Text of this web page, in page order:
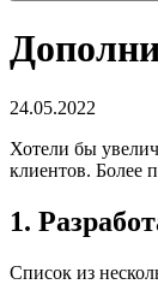
24.05.2022
Хотели бы
клиентов. Более
1.
Список из